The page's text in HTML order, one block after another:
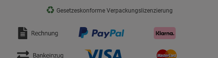
♻ Gesetzeskonforme Verpackungslizenzierung